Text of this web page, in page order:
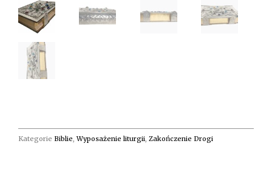
Kategorie Biblie,Wyposażenie liturgii, Zakończenie Drogi